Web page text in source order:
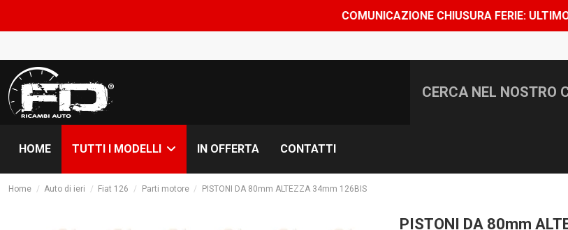
COMUNICAZIONE CHIUSURA FERIE: ULTIMO
HOME TUTTI I MODELLI IN OFFERTA CONTATTI
Home Auto di ieri Fiat 126 Parti motore PISTONI DA 80mm ALTEZZA 34mm 126BIS
PISTONI DA 80mm